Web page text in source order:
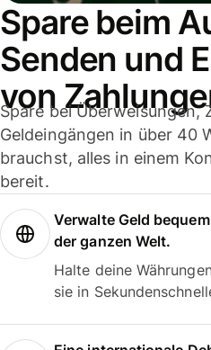
Spare beim
Senden und
von
Spare bei Überweisungen,
Geldeingängen in über 40
brauchst, alles in einem
bereit.
Verwalte Geld
der ganzen Welt.
Halte deine
sie in